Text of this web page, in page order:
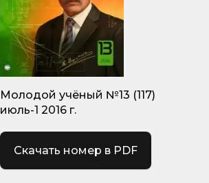
Молодой учёный №13 (117)
июль-1 2016 г.
Скачать номер в PDF